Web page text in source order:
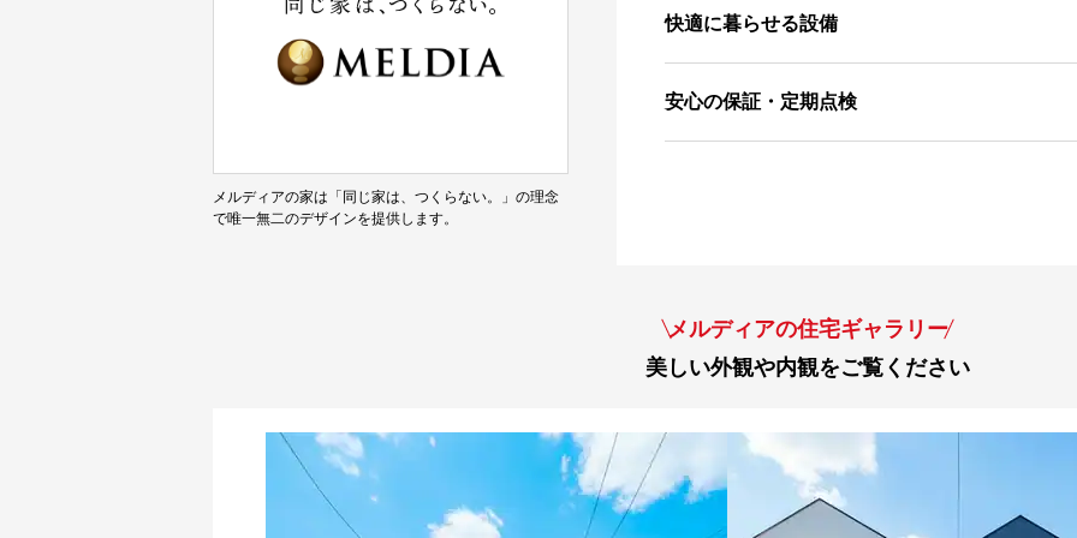
メルディアの家は「同じ家は、つくらない。」の理念
で唯一無二のデザインを提供します。
快適に暮らせる設備
安心の保証・定期点検
メルディアの住宅ギャラリー
美しい外観や内観をご覧ください